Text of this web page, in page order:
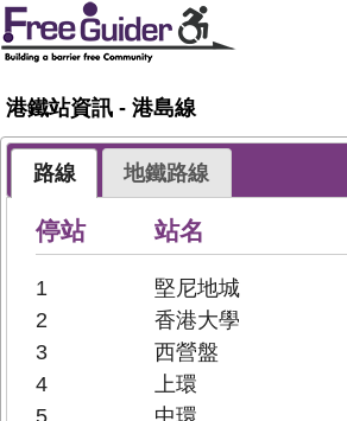
港鐵站資訊 - 港島線
路線 地鐵路線
停站 站名
1
堅尼地城
2
香港大學
3
西營盤
4
上環
5
中環